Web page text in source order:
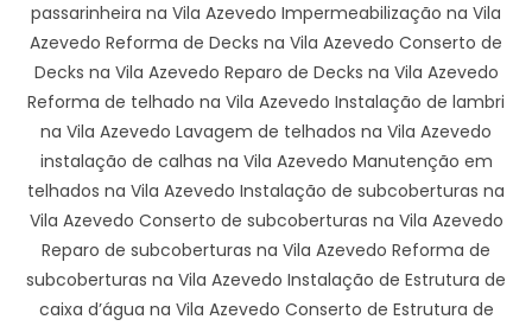
passarinheira na Vila Azevedo Impermeabilização na Vila
Azevedo Reforma de Decks na Vila Azevedo Conserto de
Decks na Vila Azevedo Reparo de Decks na Vila Azevedo
Reforma de telhado na Vila Azevedo Instalação de lambri
na Vila Azevedo Lavagem de telhados na Vila Azevedo
instalação de calhas na Vila Azevedo Manutenção em
telhados na Vila Azevedo Instalação de subcoberturas na
Vila Azevedo Conserto de subcoberturas na Vila Azevedo
Reparo de subcoberturas na Vila Azevedo Reforma de
subcoberturas na Vila Azevedo Instalação de Estrutura de
caixa d’água na Vila Azevedo Conserto de Estrutura de